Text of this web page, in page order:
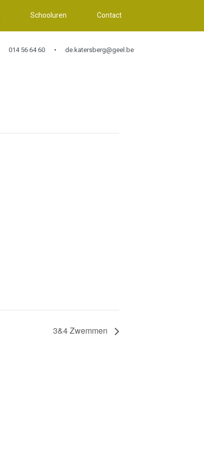
Schooluren Contact
014 56 64 60 de.katersberg@geel.be
3&4 Zwemmen